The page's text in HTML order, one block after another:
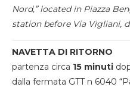
Nord,” located in Piazza
station before Via Vigliani,
NAVETTA DI RITORNO
partenza circa 15 minuti
dalla fermata GTT n 6040